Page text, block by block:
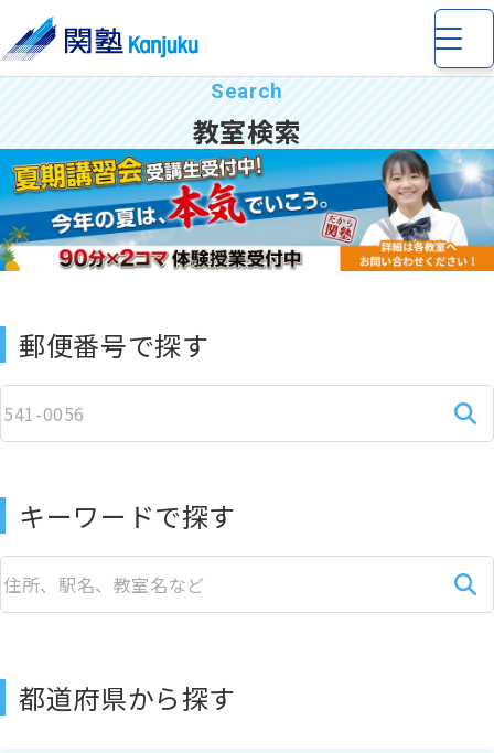
小学生の個別指導・少人数制指導
高校生の個別指導
お知らせ
教室検索
郵便番号で探す
キーワードで探す
都道府県から探す